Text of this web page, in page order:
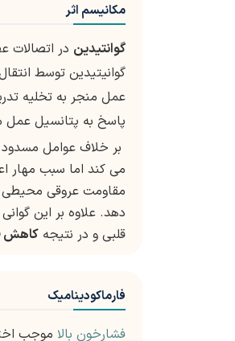
مکانیسم اثر
گوانتیدین در اتصالات
گوانیتیدین توسط
عمل منجر به تخلیه
پاسخ به پتانسیل عمل
بر خلاف عوامل مسدود
می کند اما سبب مهار
مقاومت عروقی محیطی
دهد. علاوه بر این
قلبی و در نتیجه کاهش
فارماکودینامیک
فشارخون بالا موجب